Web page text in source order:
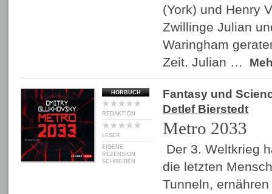
(York) und Henry
Zwillinge Julian
Waringham
Zeit. Julian …
HÖRBUCH
REDAKTION
LESER
EIGENE
REZENSION
SCHREIBEN
Fantasy und
Detlef Bierstedt
Metro 2033
Der 3. Weltkrieg
die letzten
Tunneln,